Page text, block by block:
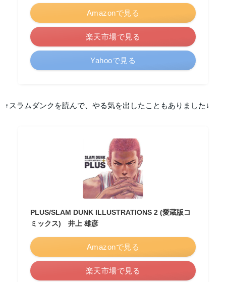
Amazonで見る
楽天市場で見る
Yahooで見る
↑スラムダンクを読んで、やる気を出したこともありました↓
PLUS/SLAM DUNK ILLUSTRATIONS 2 (愛蔵版コ
ミックス) 井上 雄彦
Amazonで見る
楽天市場で見る